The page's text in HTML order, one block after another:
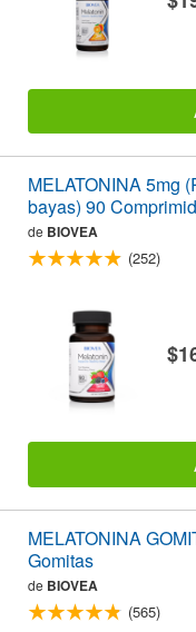
MELATONINA 5mg
bayas) 90
de BIOVEA
(252)
MELATONINA
Gomitas
de BIOVEA
(565)